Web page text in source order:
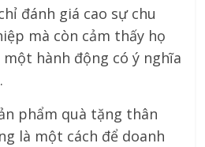
đánh giá cao sự chu
mà còn cảm thấy họ
hành động có ý nghĩa
phẩm quà tặng thân
là một cách để doanh